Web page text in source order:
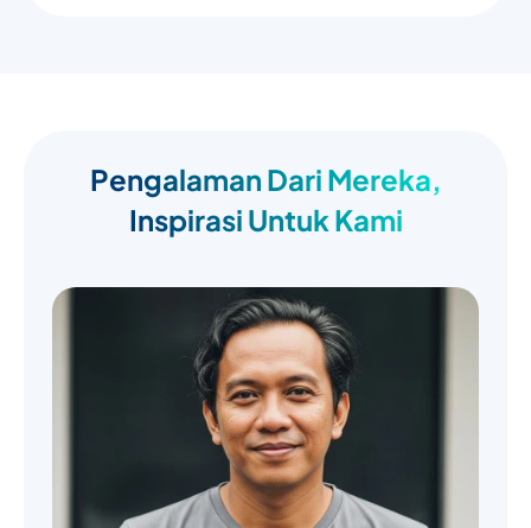
Pengalaman Dari Mereka,
Inspirasi Untuk Kami